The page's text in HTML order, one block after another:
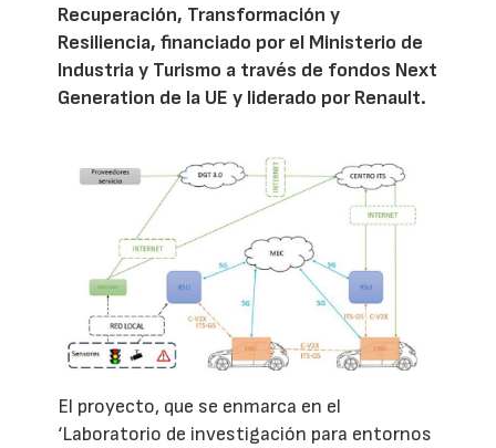
Recuperación, Transformación y
Resiliencia, financiado por el Ministerio de
Industria y Turismo a través de fondos Next
Generation de la UE y liderado por Renault.
El proyecto, que se enmarca en el
‘Laboratorio de investigación para entornos